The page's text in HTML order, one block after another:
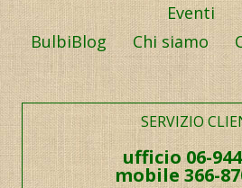
Eventi
BulbiBlog
Chi siamo
SERVIZIO
ufficio 06-
mobile 366-